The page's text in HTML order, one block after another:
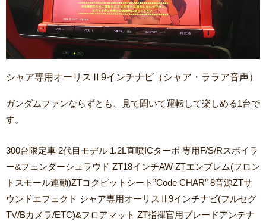
シャア専用オーリスⅡ9インチナビ（シャア・ララア音声）
ガンダムファンならずとも、見て聞いて運転して楽しめる1台で
す。
300台限定車 2代目モデル 1.2L直噴ICターボ 専用F/S/Rスポイラ
ー&フェンダーシュラウド ZT18インチAW ZTエンブレム(フロン
トスモール連動)ZTコクピットシート”Code CHAR” 8音源ZTサ
ウンドエフェクト シャア専用オーリスⅡ9インチナビ(フルセグ
TV/Bカメラ/ETC)&フロアマット ZT指揮官用ブレードアンテナ